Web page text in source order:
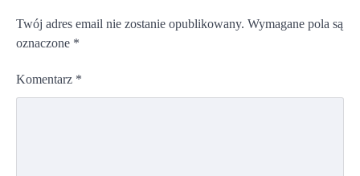
Twój adres email nie zostanie opublikowany. Wymagane pola są
oznaczone *
Komentarz *